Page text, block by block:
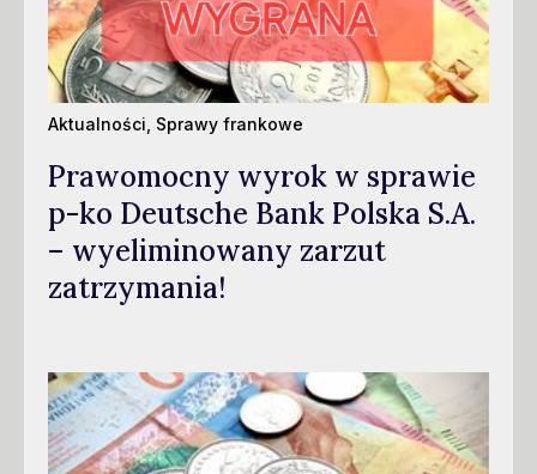
Aktualności Sprawy frankowe
Prawomocny wyrok w sprawie
p-ko Deutsche Bank Polska S.A.
– wyeliminowany zarzut
zatrzymania!